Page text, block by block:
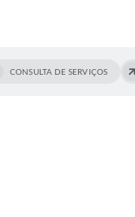
CONSULTA DE SERVIÇOS